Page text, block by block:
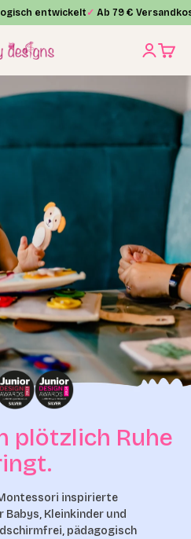
entwickelt ✓ Ab 79 €
plötzlich Ruhe
inspirierte
Kleinkinder und
pädagogisch